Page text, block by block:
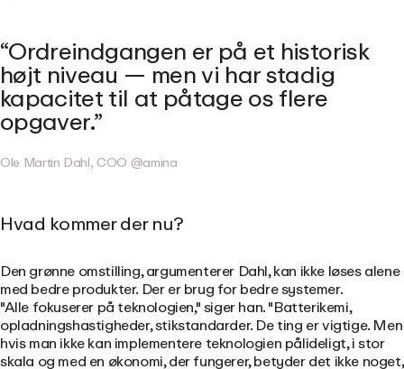
Ordreindgangen er på et historisk
højt niveau — men vi har stadig
kapacitet til at påtage os flere
opgaver.
Ole Martin Dahl, COO @amina
Hvad kommer der nu?
Den grønne omstilling, argumenterer Dahl, kan ikke løses alene
med bedre produkter. Der er brug for bedre systemer.
"Alle fokuserer på teknologien," siger han. "Batterikemi,
opladningshastigheder, stikstandarder. De ting er vigtige. Men
hvis man ikke kan implementere teknologien pålideligt, i stor
skala og med en økonomi, der fungerer, betyder det ikke noget,